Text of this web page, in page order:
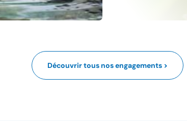
Découvrir tous nos engagements >